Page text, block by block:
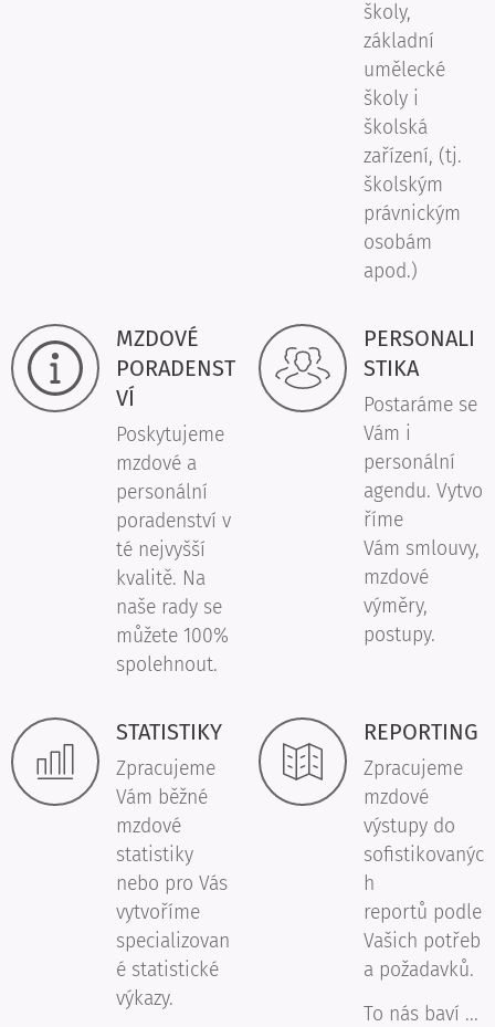
školy,
základní
umělecké
školy i
školská
zařízení, (tj.
školským
právnickým
osobám
apod.)
MZDOVÉ
PORADENST
VÍ
Poskytujeme
mzdové a
personální
poradenství v
té nejvyšší
kvalitě. Na
naše rady se
můžete 100%
spolehnout.
PERSONALI
STIKA
Postaráme se
Vám i
personální
agendu. Vytvo
říme
Vám smlouvy,
mzdové
výměry,
postupy.
STATISTIKY
Zpracujeme
Vám běžné
mzdové
statistiky
nebo pro Vás
vytvoříme
specializovan
é statistické
výkazy.
REPORTING
Zpracujeme
mzdové
výstupy do
sofistikovanýc
h
reportů podle
Vašich potřeb
a požadavků.
To nás baví ...